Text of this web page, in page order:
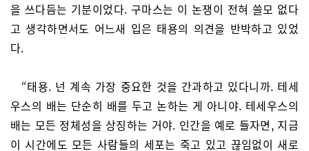
을 쓰다듬는 기분이었다. 구마스는 이 논쟁이 전혀 쓸모 없다
고 생각하면서도 어느새 입은 태용의 의견을 반박하고 있었
다.
“태용. 넌 계속 가장 중요한 것을 간과하고 있다니까. 테세
우스의 배는 단순히 배를 두고 논하는 게 아니야. 테세우스의
배는 모든 정체성을 상징하는 거야. 인간을 예로 들자면, 지금
이 시간에도 모든 사람들의 세포는 죽고 있고 끊임없이 새로